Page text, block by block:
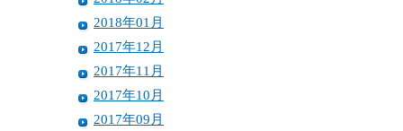
2018年01月
2017年12月
2017年11月
2017年10月
2017年09月